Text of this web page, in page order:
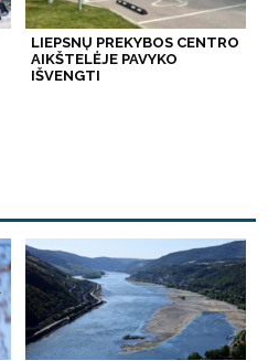
LIEPSNŲ PREKYBOS CENTRO
AIKŠTELĖJE PAVYKO
IŠVENGTI